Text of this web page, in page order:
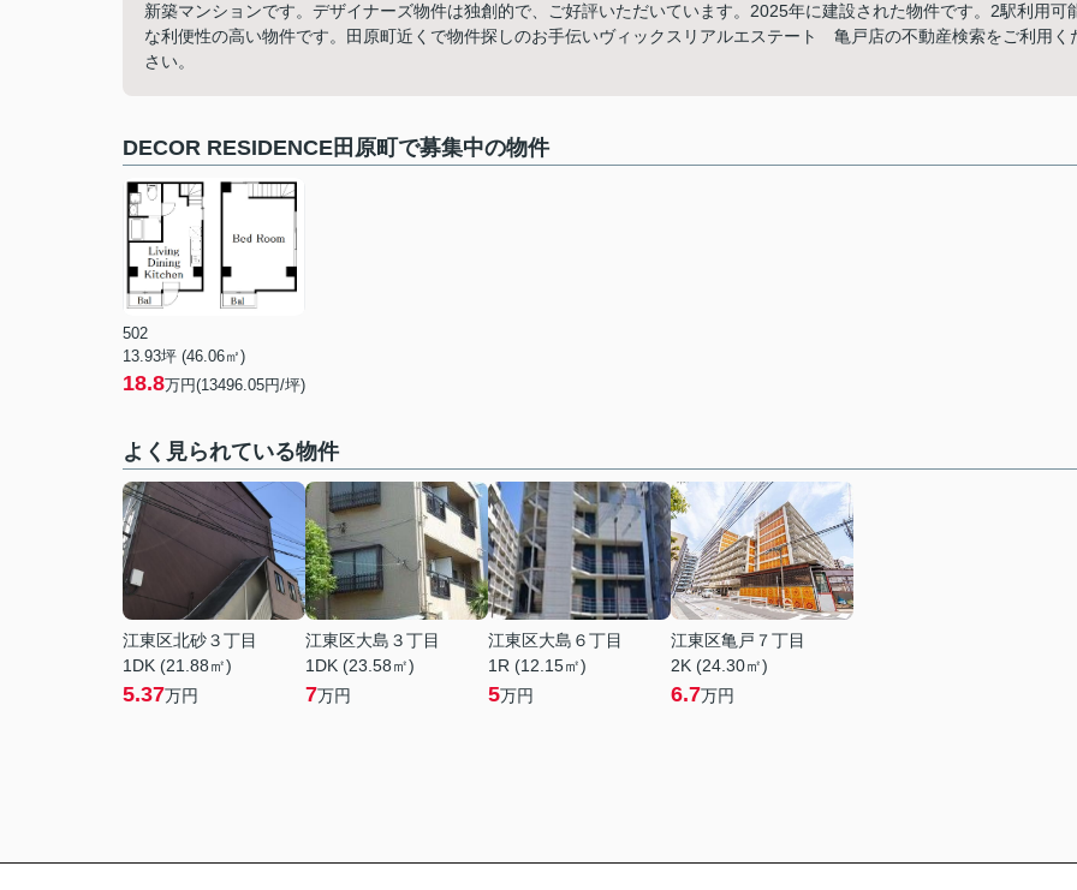
新築マンションです。デザイナーズ物件は独創的で、ご好評いただいています。2025年に建設された物件です。2駅利用可
な利便性の高い物件です。田原町近くで物件探しのお手伝いヴィックスリアルエステート 亀戸店の不動産検索をご利用く
さい。
DECOR RESIDENCE田原町で募集中の物件
502
13.93坪 (46.06㎡)
18.8万円(13496.05円/坪)
よく見られている物件
江東区北砂３丁目
1DK (21.88㎡)
5.37万円
江東区大島３丁目
1DK (23.58㎡)
7万円
江東区大島６丁目
1R (12.15㎡)
5万円
江東区亀戸７丁目
2K (24.30㎡)
6.7万円